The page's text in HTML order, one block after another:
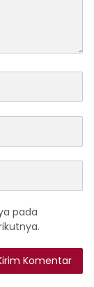
pada